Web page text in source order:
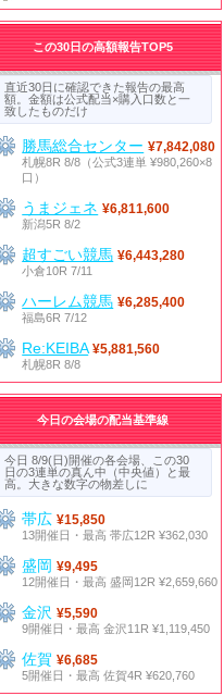
この30日の高額報告TOP5
直近30日に確認できた報告の最高
額。金額は公式配当×購入口数と一
致したものだけ
勝馬総合センター ¥7,842,080
札幌8R 8/8（公式3連単 ¥980,260×8
口）
うまジェネ ¥6,811,600
新潟5R 8/2
超すごい競馬 ¥6,443,280
小倉10R 7/11
ハーレム競馬 ¥6,285,400
福島6R 7/12
Re:KEIBA ¥5,881,560
札幌8R 8/8
今日の会場の配当基準線
今日 8/9(日)開催の各会場、この30
日の3連単の真ん中（中央値）と最
高。大きな数字の物差しに
帯広¥15,850
13開催日・最高 帯広12R ¥362,030
盛岡¥9,495
12開催日・最高 盛岡12R ¥2,659,660
金沢¥5,590
9開催日・最高 金沢11R ¥1,119,450
佐賀¥6,685
5開催日・最高 佐賀4R ¥620,760